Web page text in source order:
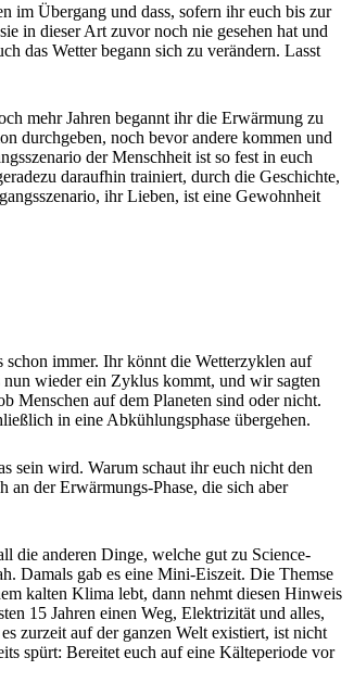
im Übergang und dass, sofern ihr euch bis zur
in dieser Art zuvor noch nie gesehen hat und
das Wetter begann sich zu verändern. Lasst
mehr Jahren begannt ihr die Erwärmung zu
durchgeben, noch bevor andere kommen und
der Menschheit ist so fest in euch
daraufhin trainiert, durch die Geschichte,
ihr Lieben, ist eine Gewohnheit
schon immer. Ihr könnt die Wetterzyklen auf
nun wieder ein Zyklus kommt, und wir sagten
Menschen auf dem Planeten sind oder nicht.
in eine Abkühlungsphase übergehen.
sein wird. Warum schaut ihr euch nicht den
der Erwärmungs-Phase, die sich aber
die anderen Dinge, welche gut zu Science-
Damals gab es eine Mini-Eiszeit. Die Themse
kalten Klima lebt, dann nehmt diesen Hinweis
15 Jahren einen Weg, Elektrizität und alles,
zurzeit auf der ganzen Welt existiert, ist nicht
spürt: Bereitet euch auf eine Kälteperiode vor